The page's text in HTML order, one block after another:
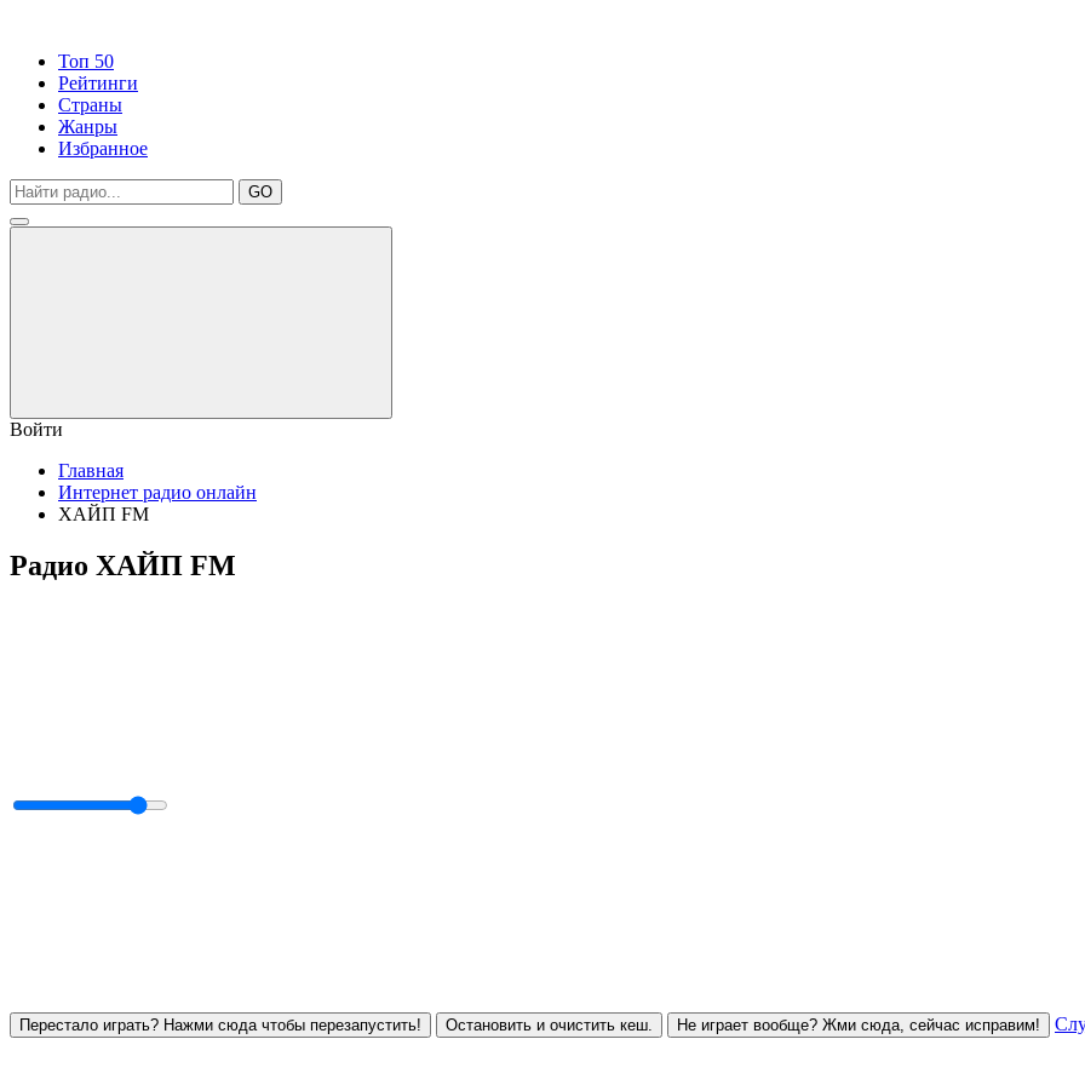
Топ 50
Рейтинги
Страны
Жанры
Избранное
GO
Войти
Главная
Интернет радио онлайн
ХАЙП FM
Радио ХАЙП FM
Перестало играть? Нажми сюда чтобы перезапустить! Остановить и очистить кеш. Не играет вообще? Жми сюда, сейчас исправим!